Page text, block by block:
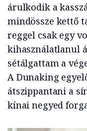
árulkodik a
mindössze kettő
reggel csak egy
kihasználatlanul
sétálgattam a
A Dunaking
átszippantani a
kínai negyed